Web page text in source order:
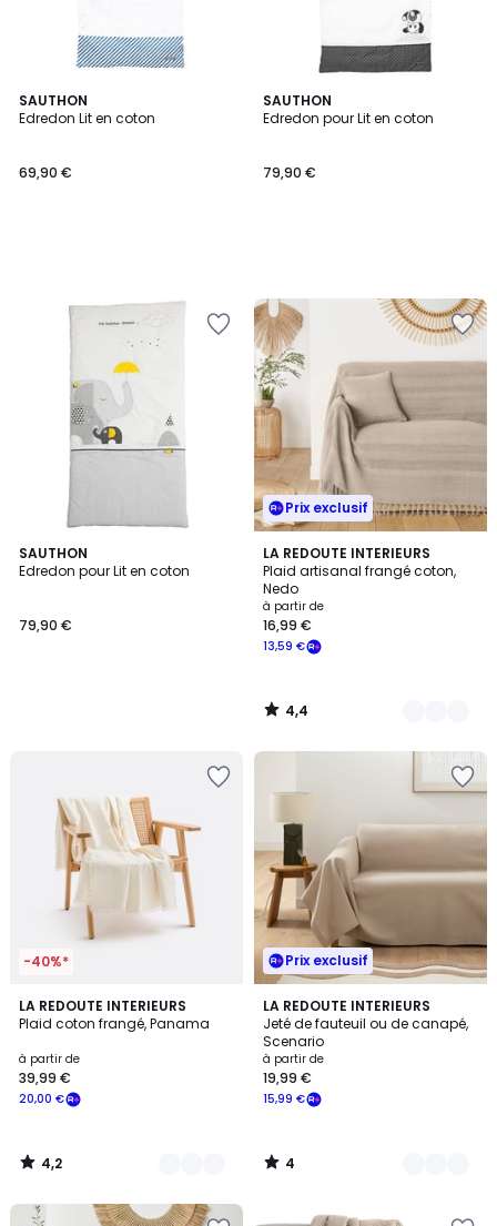
SAUTHON
Edredon Lit en coton
69,90 €
SAUTHON
Edredon pour Lit en coton
79,90 €
SAUTHON
Edredon pour Lit en coton
79,90 €
Prix exclusif
LA REDOUTE INTERIEURS
Plaid artisanal frangé coton,
Nedo
à partir de
13,59 €
16,99 €
4,4
/ 5
12
Couleurs
4,4
/
-40%*
LA REDOUTE INTERIEURS
Plaid coton frangé, Panama
à partir de
20,00 €
39,99 €
4,2
/ 5
5
Couleurs
4,2
/
Prix exclusif
LA REDOUTE INTERIEURS
Jeté de fauteuil ou de canapé,
Scenario
à partir de
15,99 €
19,99 €
4
/
5
8
Couleurs
4
/